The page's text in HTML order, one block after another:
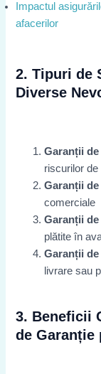
Impactul
afacerilor
2. Tipuri de
Diverse
Garanții
riscurilor
Garanții de
comerciale
Garanții
plătite în
Garanții
livrare sau
3. Beneficii
de Garanție